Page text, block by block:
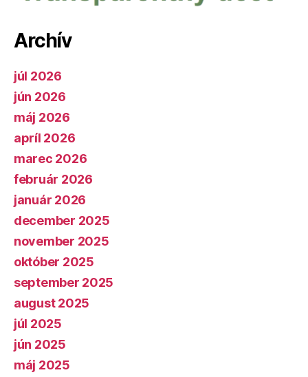
Archív
júl 2026
jún 2026
máj 2026
apríl 2026
marec 2026
február 2026
január 2026
december 2025
november 2025
október 2025
september 2025
august 2025
júl 2025
jún 2025
máj 2025